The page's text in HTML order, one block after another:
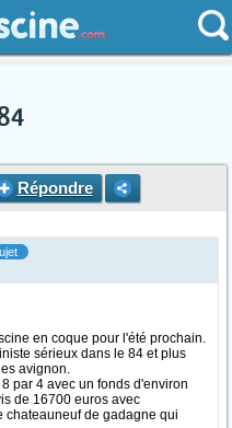
Répondre
en coque pour l'été prochain.
sérieux dans le 84 et plus
avignon.
par 4 avec un fonds d'environ
de 16700 euros avec
chateauneuf de gadagne qui